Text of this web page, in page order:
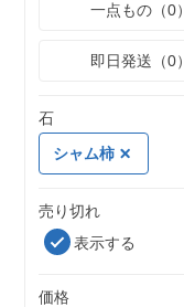
一点もの（0）
即日発送（0）
石
シャム柿
売り切れ
表示する
価格